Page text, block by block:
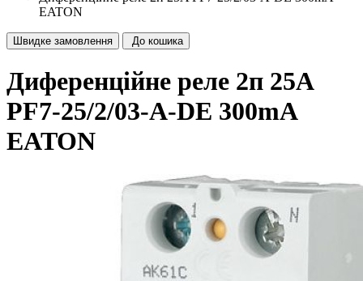
EATON
Швидке замовлення До кошика
Диференційне реле 2п 25A
PF7-25/2/03-А-DE 300mA
EATON